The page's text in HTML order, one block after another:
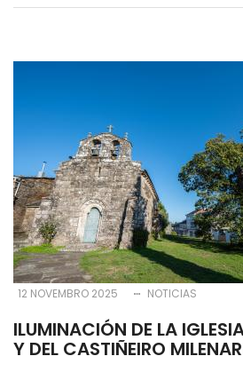
12 NOVEMBRO 2025 NOTICIAS
ILUMINACIÓN DE LA
Y DEL CASTIÑEIRO